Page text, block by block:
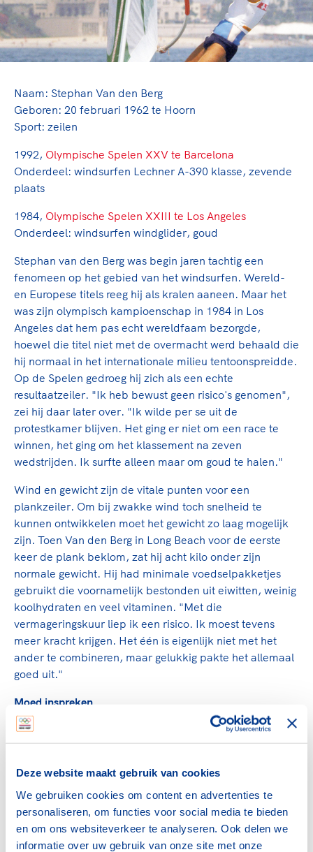
Deze website maakt gebruik van cookies
We gebruiken cookies om content en advertenties te
personaliseren, om functies voor social media te bieden
en om ons websiteverkeer te analyseren. Ook delen we
informatie over uw gebruik van onze site met onze
Sportonderzoek
Sportakkoord II
Game Changer
TeamNL kids
Nieuwspagina
Sport gaat niet vanzelf
Sport verenigt. Op sportclubs, pleintjes, tijdens
een rondje fietsen, door samen te skaten of naar
de sportschool te gaan. Door samen te juichen
voor Sifan Hassan, Rico Verhoeven, Diede de
Groot en het Nederlands Elftal. Of met trots te
genieten van de karatewedstrijd van je dochter,
de halve marathon van je moeder of de
hockeywedstrijd van je buurjongen.
Lees verder
Veilige en integere sport
Diversiteit en inclusie
Gezonde sportomgeving
Bekwaam sportkader
Vitale clubs en bestuurlijk kader
Sportmatch
Clubacties
Opleidingen en trainingen
High5 Stappenplan
Ruimte voor sport
Clubondersteuning
Beroepskrachten
Samen voor een veilige
sportomgeving
Voor welk gedrag staat de club? Wat mag wel
langs de lijn, in de kleedkamer, kantine en online?
En wat mag vooral niet? Een gedragscode geeft
onderdeel van het clubbeleid rondom gewenst en
ongewenst gedrag.
Lees verder
TeamNL Academie Kalender
Kennisaanbod TeamNL Experts
Olympische Spelen LA28
Europese Spelen Istanbul 2027
Topsportbeleid
Topsportfinanciering
Maatschappelijke waarde topsport
Top teamsportcompetities
De TeamNL Academie
De TeamNL Academie biedt een leer- en
ontwikkelprogramma voor de volgende functies
binnen TeamNL programma's: experts, coaches,
bestuurders, (technisch) directeuren, managers en
toekomstig kader.
Lees verder
Naam: Stephan Van den Berg
Geboren: 20 februari 1962 te Hoorn
Sport: zeilen
1992, Olympische Spelen XXV te Barcelona
Onderdeel: windsurfen Lechner A-390 klasse, zevende
plaats
1984, Olympische Spelen XXIII te Los Angeles
Onderdeel: windsurfen windglider, goud
Stephan van den Berg was begin jaren tachtig een
fenomeen op het gebied van het windsurfen. Wereld-
en Europese titels reeg hij als kralen aaneen. Maar het
was zijn olympisch kampioenschap in 1984 in Los
Angeles dat hem pas echt wereldfaam bezorgde,
hoewel die titel niet met de overmacht werd behaald die
hij normaal in het internationale milieu tentoonspreidde.
Op de Spelen gedroeg hij zich als een echte
resultaatzeiler. "Ik heb bewust geen risico's genomen",
zei hij daar later over. "Ik wilde per se uit de
protestkamer blijven. Het ging er niet om een race te
winnen, het ging om het klassement na zeven
wedstrijden. Ik surfte alleen maar om goud te halen."
Wind en gewicht zijn de vitale punten voor een
plankzeiler. Om bij zwakke wind toch snelheid te
kunnen ontwikkelen moet het gewicht zo laag mogelijk
zijn. Toen Van den Berg in Long Beach voor de eerste
keer de plank beklom, zat hij acht kilo onder zijn
normale gewicht. Hij had minimale voedselpakketjes
gebruikt die voornamelijk bestonden uit eiwitten, weinig
koolhydraten en veel vitaminen. "Met die
vermageringskuur liep ik een risico. Ik moest tevens
meer kracht krijgen. Het één is eigenlijk niet met het
ander te combineren, maar gelukkig pakte het allemaal
goed uit."
Moed inspreken
In de eerste races was er niet al te veel wind, maar met
een vierde, een tweede en een eerste plaats ging Van
leiding. In de vierde manche was er minder dan
daar goed in presteren. Van den Berg werd elfde en ging
aan zichzelf twijfelen. "Ik moest me toen echt moed
inspreken."